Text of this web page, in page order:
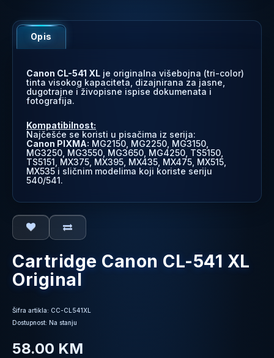
Opis
Canon CL-541 XL je originalna višebojna (tri-color)
tinta visokog kapaciteta, dizajnirana za jasne,
dugotrajne i živopisne ispise dokumenata i
fotografija.
Kompatibilnost:
Najčešće se koristi u pisačima iz serija:
Canon PIXMA: MG2150, MG2250, MG3150,
MG3250, MG3550, MG3650, MG4250, TS5150,
TS5151, MX375, MX395, MX435, MX475, MX515,
MX535 i sličnim modelima koji koriste seriju
540/541.
Cartridge Canon CL-541 XL
Original
Šifra artikla: CC-CL541XL
Dostupnost: Na stanju
58.00 KM